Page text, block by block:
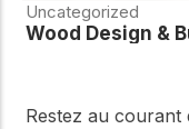
Uncategorized
Wood Design &
Restez au courant